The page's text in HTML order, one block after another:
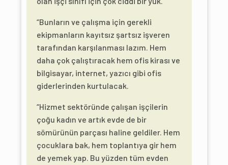
“Bunların ve çalışma için gerekli
ekipmanların kayıtsız şartsız işveren
tarafından karşılanması lazım. Hem
daha çok çalıştıracak hem ofis kirası ve
bilgisayar, internet, yazıcı gibi ofis
giderlerinden kurtulacak.
“Hizmet sektöründe çalışan işçilerin
çoğu kadın ve artık evde de bir
sömürünün parçası haline geldiler. Hem
çocuklara bak, hem toplantıya gir hem
de yemek yap. Bu yüzden tüm evden